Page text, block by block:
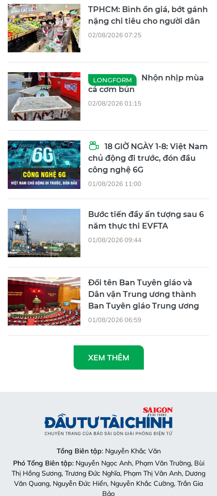
TPHCM: Bình ổn giá, bớt gánh
nặng chi tiêu cho người dân
02/08/2026 07:25
LONGFORM
Nhộn nhịp mùa
cá cơm bún
02/08/2026 01:15
18 GIỜ NGÀY 1-8: Việt Nam
chủ động đi trước, đón đầu
công nghệ 6G
01/08/2026 11:00
Bước tiến đầy ấn tượng sau 6
năm thực thi EVFTA
01/08/2026 09:44
Đổi tên Ban Tuyên giáo và
Dân vận Trung ương thành
Ban Tuyên giáo Trung ương
01/08/2026 06:59
XEM THÊM
Tổng Biên tập: Nguyễn Khắc Văn
Phó Tổng Biên tập:Nguyễn Ngọc Anh, Phạm Văn Trường, Bùi
Thị Hồng Sương, Trương Đức Nghĩa, Phạm Thị Vân Anh, Dương
Văn Quang, Nguyễn Đức Hiển, Nguyễn Khắc Cường, Trần Gia
Bảo